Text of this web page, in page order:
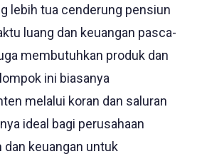
lebih tua cenderung pensiun
luang dan keuangan pasca-
membutuhkan produk dan
ini biasanya
melalui koran dan saluran
ideal bagi perusahaan
dan keuangan untuk